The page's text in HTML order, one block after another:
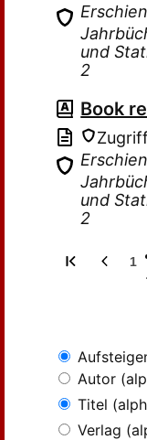
und
2
Book
und
2
1
Autor
Titel
Verlag